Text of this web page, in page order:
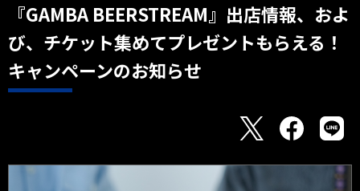
『GAMBA BEERSTREAM』出店情報、およ
び、チケット集めてプレゼントもらえる！
キャンペーンのお知らせ